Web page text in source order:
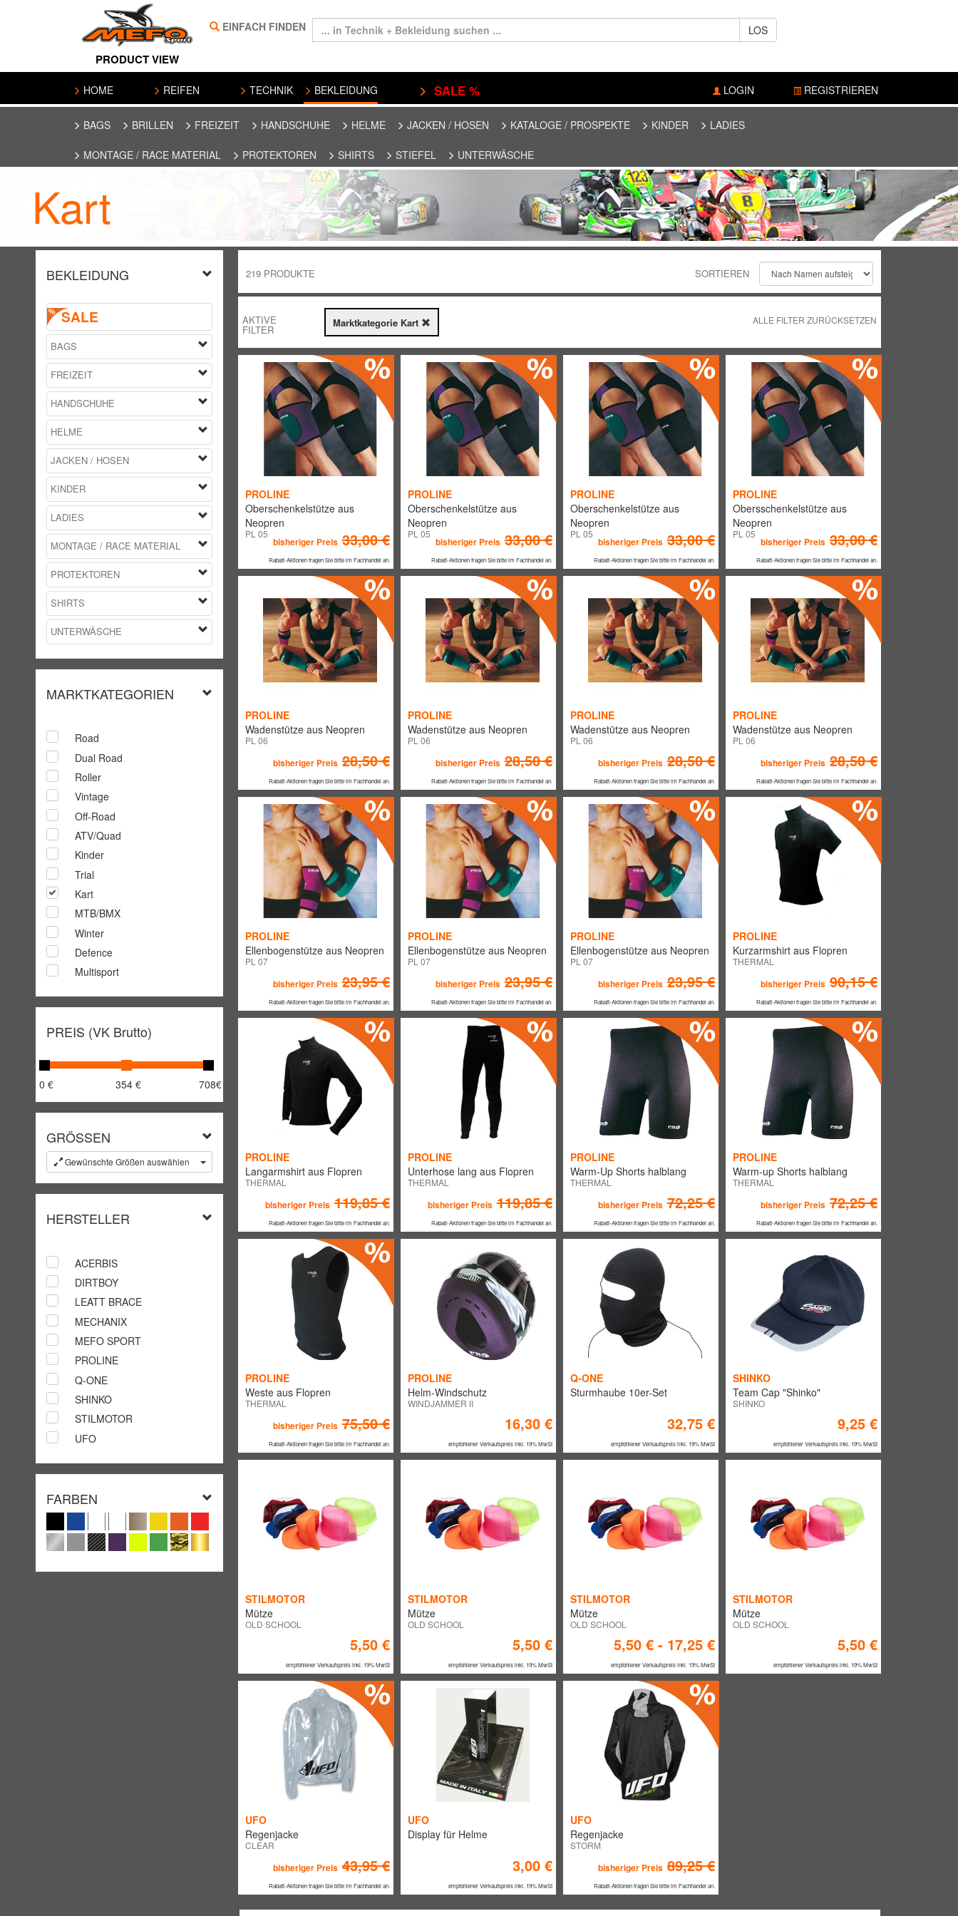
PRODUCT VIEW
EINFACH FINDEN LOS
HOME REIFEN TECHNIK BEKLEIDUNG SALE % LOGIN REGISTRIEREN
BAGS BRILLEN FREIZEIT HANDSCHUHE HELME JACKEN / HOSEN KATALOGE / PROSPEKTE KINDER LADIES
MONTAGE / RACE MATERIAL PROTEKTOREN SHIRTS STIEFEL UNTERWÄSCHE
Kart
BEKLEIDUNG
SALE
BAGS
FREIZEIT
HANDSCHUHE
HELME
JACKEN / HOSEN
KINDER
LADIES
MONTAGE / RACE MATERIAL
PROTEKTOREN
SHIRTS
UNTERWÄSCHE
MARKTKATEGORIEN
Road
Dual Road
Roller
Vintage
Off-Road
ATV/Quad
Kinder
Trial
Kart
MTB/BMX
Winter
Defence
Multisport
PREIS (VK Brutto)
0 € 354 € 708€
GRÖSSEN
Gewünschte Größen auswählen
HERSTELLER
ACERBIS
DIRTBOY
LEATT BRACE
MECHANIX
MEFO SPORT
PROLINE
Q-ONE
SHINKO
STILMOTOR
UFO
FARBEN
219 PRODUKTE SORTIEREN
AKTIVE
FILTER
Marktkategorie Kart ALLE FILTER ZURÜCKSETZEN
PROLINE
Oberschenkelstütze aus
Neopren
PL 05
bisheriger Preis 33,00 €
Rabatt-Aktionen fragen Sie bitte im Fachhandel an.
PROLINE
Oberschenkelstütze aus
Neopren
PL 05
bisheriger Preis 33,00 €
Rabatt-Aktionen fragen Sie bitte im Fachhandel an.
PROLINE
Oberschenkelstütze aus
Neopren
PL 05
bisheriger Preis 33,00 €
Rabatt-Aktionen fragen Sie bitte im Fachhandel an.
PROLINE
Obersschenkelstütze aus
Neopren
PL 05
bisheriger Preis 33,00 €
Rabatt-Aktionen fragen Sie bitte im Fachhandel an.
PROLINE
Wadenstütze aus Neopren
PL 06
bisheriger Preis 28,50 €
Rabatt-Aktionen fragen Sie bitte im Fachhandel an.
PROLINE
Wadenstütze aus Neopren
PL 06
bisheriger Preis 28,50 €
Rabatt-Aktionen fragen Sie bitte im Fachhandel an.
PROLINE
Wadenstütze aus Neopren
PL 06
bisheriger Preis 28,50 €
Rabatt-Aktionen fragen Sie bitte im Fachhandel an.
PROLINE
Wadenstütze aus Neopren
PL 06
bisheriger Preis 28,50 €
Rabatt-Aktionen fragen Sie bitte im Fachhandel an.
PROLINE
Ellenbogenstütze aus Neopren
PL 07
bisheriger Preis 23,95 €
Rabatt-Aktionen fragen Sie bitte im Fachhandel an.
PROLINE
Ellenbogenstütze aus Neopren
PL 07
bisheriger Preis 23,95 €
Rabatt-Aktionen fragen Sie bitte im Fachhandel an.
PROLINE
Ellenbogenstütze aus Neopren
PL 07
bisheriger Preis 23,95 €
Rabatt-Aktionen fragen Sie bitte im Fachhandel an.
PROLINE
Kurzarmshirt aus Flopren
THERMAL
bisheriger Preis 90,15 €
Rabatt-Aktionen fragen Sie bitte im Fachhandel an.
PROLINE
Langarmshirt aus Flopren
THERMAL
bisheriger Preis 119,85 €
Rabatt-Aktionen fragen Sie bitte im Fachhandel an.
PROLINE
Unterhose lang aus Flopren
THERMAL
bisheriger Preis 119,85 €
Rabatt-Aktionen fragen Sie bitte im Fachhandel an.
PROLINE
Warm-Up Shorts halblang
THERMAL
bisheriger Preis 72,25 €
Rabatt-Aktionen fragen Sie bitte im Fachhandel an.
PROLINE
Warm-up Shorts halblang
THERMAL
bisheriger Preis 72,25 €
Rabatt-Aktionen fragen Sie bitte im Fachhandel an.
PROLINE
Weste aus Flopren
THERMAL
bisheriger Preis 75,50 €
Rabatt-Aktionen fragen Sie bitte im Fachhandel an.
PROLINE
Helm-Windschutz
WINDJAMMER II
16,30 €
empfohlener Verkaufspreis inkl. 19% MwSt
Q-ONE
Sturmhaube 10er-Set
32,75 €
empfohlener Verkaufspreis inkl. 19% MwSt
SHINKO
Team Cap "Shinko"
SHINKO
9,25 €
empfohlener Verkaufspreis inkl. 19% MwSt
STILMOTOR
Mütze
OLD SCHOOL
5,50 €
empfohlener Verkaufspreis inkl. 19% MwSt
STILMOTOR
Mütze
OLD SCHOOL
5,50 €
empfohlener Verkaufspreis inkl. 19% MwSt
STILMOTOR
Mütze
OLD SCHOOL
5,50 € - 17,25 €
empfohlener Verkaufspreis inkl. 19% MwSt
STILMOTOR
Mütze
OLD SCHOOL
5,50 €
empfohlener Verkaufspreis inkl. 19% MwSt
UFO
Regenjacke
CLEAR
bisheriger Preis 43,95 €
Rabatt-Aktionen fragen Sie bitte im Fachhandel an.
UFO
Display für Helme
3,00 €
empfohlener Verkaufspreis inkl. 19% MwSt
UFO
Regenjacke
STORM
bisheriger Preis 89,25 €
Rabatt-Aktionen fragen Sie bitte im Fachhandel an.